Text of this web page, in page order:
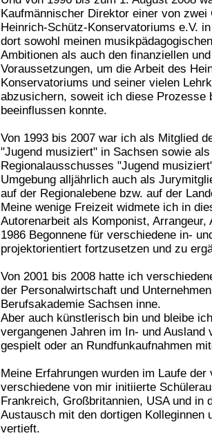
Kaufmännischer Direktor einer von
Heinrich-Schütz-Konservatoriums e.V.
dort sowohl meinen
Ambitionen als auch den finanziellen
Voraussetzungen, um die Arbeit des
Konservatoriums und seiner vielen
abzusichern, soweit ich diese Prozesse
beeinflussen konnte.
Von 1993 bis 2007 war ich als Mitglied
"Jugend musiziert" in Sachsen sowie
Regionalausschusses "Jugend
Umgebung alljährlich auch als
auf der Regionalebene bzw. auf der
Meine wenige Freizeit widmete ich in
Autorenarbeit als Komponist, Arrangeur,
1986 Begonnene für verschiedene in-
projektorientiert fortzusetzen und zu
Von 2001 bis 2008 hatte ich
der Personalwirtschaft und
Berufsakademie Sachsen inne.
Aber auch künstlerisch bin und bleibe
vergangenen Jahren im In- und Ausland
gespielt oder an Rundfunkaufnahmen
Meine Erfahrungen wurden im Laufe
verschiedene von mir initiierte
Frankreich, Großbritannien, USA und in
Austausch mit den dortigen Kolleginnen
vertieft.